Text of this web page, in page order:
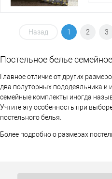
Назад 1 2 3
Постельное белье семейное
Главное отличие от других
два полуторных пододеяльника и
семейные комплекты иногда
Учтите эту особенность при
постельного белья.
Более подробно о размерах